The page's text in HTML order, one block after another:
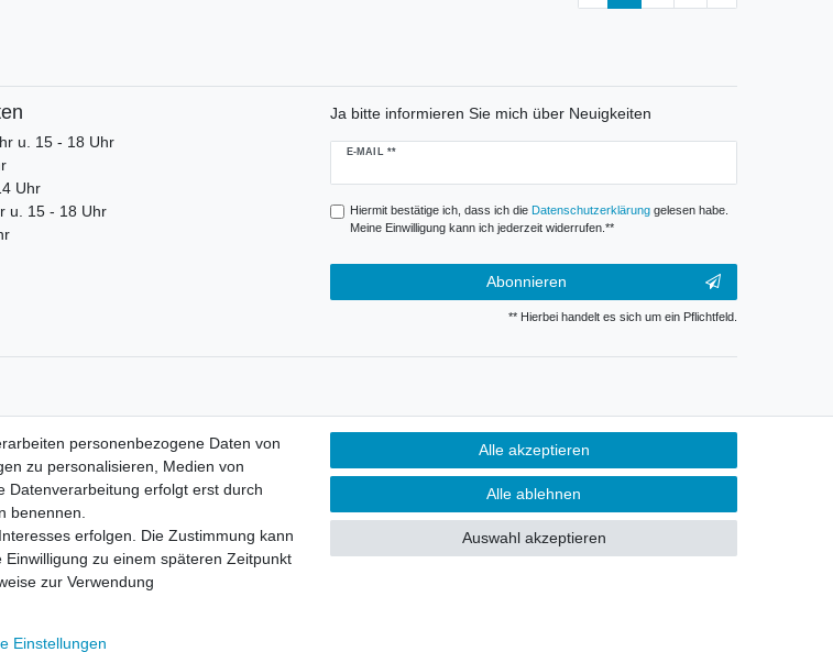
u. 15 - 18 Uhr
Uhr
u. 15 - 18 Uhr
Ja bitte informieren Sie mich über Neuigkeiten
E-MAIL **
Newsletter
Hiermit bestätige ich, dass ich die Daten­schutz­erklärunggelesen habe.
Meine Einwilligung kann ich jederzeit widerrufen.**
Abonnieren
** Hierbei handelt es sich um ein Pflichtfeld.
AGB Widerrufs­recht Vertrag widerrufen
personenbezogene Daten von
zu personalisieren, Medien von
Datenverarbeitung erfolgt erst durch
benennen.
erfolgen. Die Zustimmung kann
zu einem späteren Zeitpunkt
zur Verwendung
Einstellungen
Alle akzeptieren
Alle ablehnen
Auswahl akzeptieren